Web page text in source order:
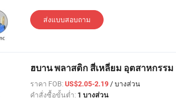
ส่งแบบสอบถาม
ฮบาน พลาสติก สี่เหลี่ยม อุตสาหกรร
ราคา FOB:US$2.05-2.19/ บางส่วน
คำสั่งซื้อขั้นต่ำ: 1 บางส่วน